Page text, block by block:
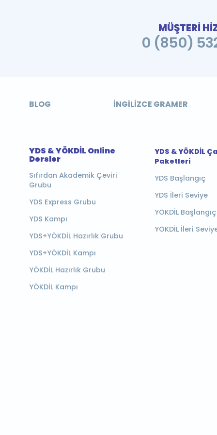
MÜŞTERİ
0 (850)
BLOG İNGILIZCE GRAMER
YDS & YÖKDİL Online
Dersler
Sıfırdan Akademik Çeviri
Grubu
YDS Express Grubu
YDS Kampı
YDS+YÖKDİL Hazırlık Grubu
YDS+YÖKDİL Kampı
YÖKDİL Hazırlık Grubu
YÖKDİL Kampı
YDS & YÖKDİL
Paketleri
YDS Başlangıç
YDS İleri Seviye
YÖKDİL Başlangıç
YÖKDİL İleri